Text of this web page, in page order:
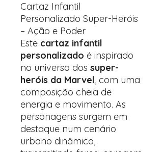
Cartaz Infantil
Personalizado Super-Heróis
– Ação e Poder
Este cartaz infantil
personalizado é inspirado
no universo dos super-
heróis da Marvel, com uma
composição cheia de
energia e movimento. As
personagens surgem em
destaque num cenário
urbano dinâmico,